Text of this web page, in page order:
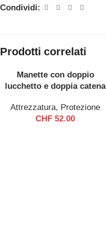
Condividi:
Prodotti correlati
Manette con doppio
lucchetto e doppia catena
Attrezzatura, Protezione
CHF 52.00